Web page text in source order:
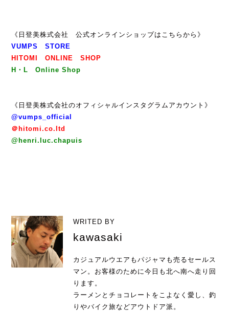
《日登美株式会社 公式オンラインショップはこちらから》
VUMPS STORE
HITOMI ONLINE SHOP
H・L Online Shop
《日登美株式会社のオフィシャルインスタグラムアカウント》
@vumps_official
＠hitomi.co.ltd
@henri.luc.chapuis
WRITED BY
kawasaki
カジュアルウエアもパジャマも売るセールス
マン。お客様のために今日も北へ南へ走り回
ります。
ラーメンとチョコレートをこよなく愛し、釣
りやバイク旅などアウトドア派。